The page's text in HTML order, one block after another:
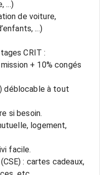
...)
de voiture,
...)
CRIT :
+ 10% congés
déblocable à tout
si besoin.
logement,
facile.
: cartes cadeaux,